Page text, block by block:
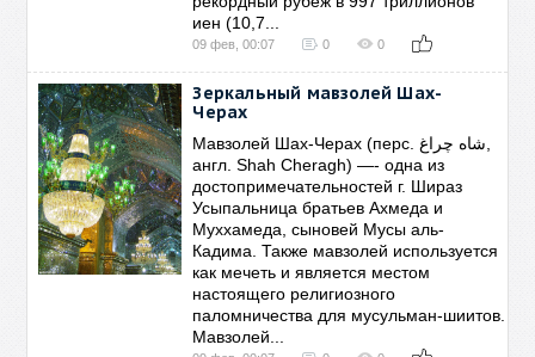
иен (10,7...
09 фев, 00:07 0 0
Зеркальный мавзолей Шах-
Черах
Мавзолей Шах-Черах (перс. شاه چراغ,
англ. Shah Cheragh) —- одна из
достопримечательностей г. Шираз
Усыпальница братьев Ахмеда и
Муххамеда, сыновей Мусы аль-
Кадима. Также мавзолей используется
как мечеть и является местом
настоящего религиозного
паломничества для мусульман-шиитов.
Мавзолей...